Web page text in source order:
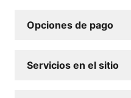
Opciones de pago
Servicios en el sitio